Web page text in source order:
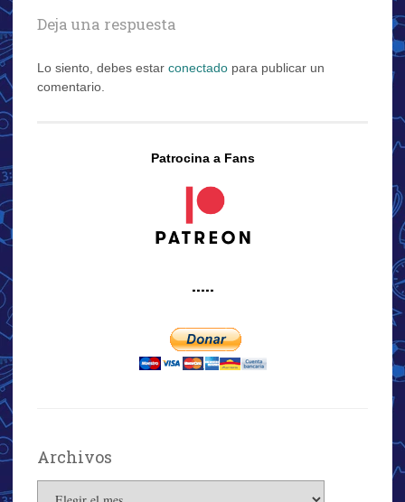
Deja una respuesta
Lo siento, debes estar conectado para publicar un
comentario.
Patrocina a Fans
·····
Archivos